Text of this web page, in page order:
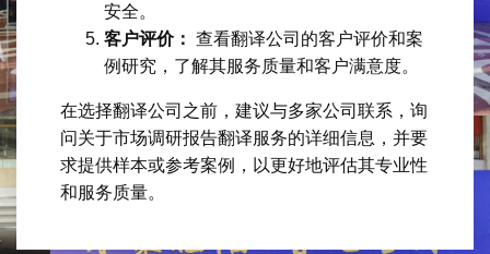
安全。
客户评价： 查看翻译公司的客户评价和案
例研究，了解其服务质量和客户满意度。
在选择翻译公司之前，建议与多家公司联系，询
问关于市场调研报告翻译服务的详细信息，并要
求提供样本或参考案例，以更好地评估其专业性
和服务质量。